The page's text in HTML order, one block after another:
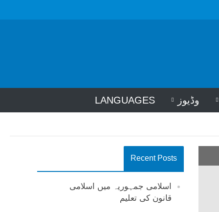
وڈیوز LANGUAGES
Recent Posts
اسلامی جمہوریہ میں اسلامی
قانون کی تعلیم